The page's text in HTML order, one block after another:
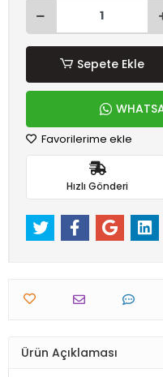
Sepete Ekle
Favorilerime ekle
Hızlı Gönderi
Ürün Açıklaması